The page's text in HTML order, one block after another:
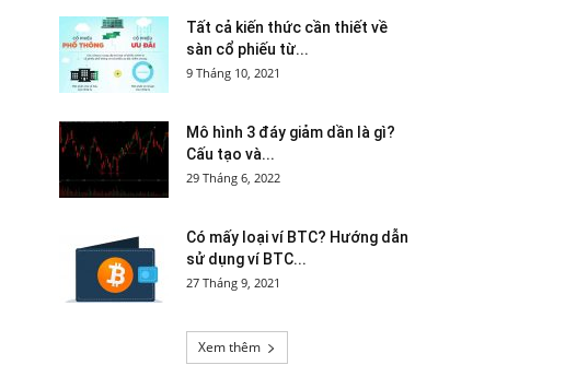
Tất cả kiến thức cần thiết về
sàn cổ phiếu từ...
9 Tháng 10, 2021
Mô hình 3 đáy giảm dần là gì?
Cấu tạo và...
29 Tháng 6, 2022
Có mấy loại ví BTC? Hướng dẫn
sử dụng ví BTC...
27 Tháng 9, 2021
Xem thêm